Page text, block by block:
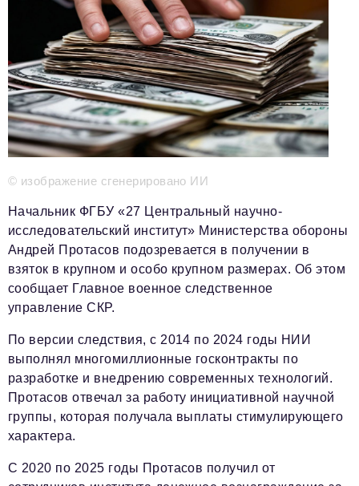
Электронные почты редакции:
Информационный отдел
info@business-magazine.online
Отдел рекламы
reklama@business-magazine.online
Отдел распространения/редакционная подписка
podpiska@business-magazine.online
Отдел по работе с партнерами
partner@business-magazine.online
© изображение сгенерировано ИИ
Начальник ФГБУ «27 Центральный научно-
исследовательский институт» Министерства обороны
Андрей Протасов подозревается в получении в
взяток в крупном и особо крупном размерах. Об этом
сообщает Главное военное следственное
управление СКР.
По версии следствия, с 2014 по 2024 годы НИИ
выполнял многомиллионные госконтракты по
разработке и внедрению современных технологий.
Протасов отвечал за работу инициативной научной
группы, которая получала выплаты стимулирующего
характера.
С 2020 по 2025 годы Протасов получил от